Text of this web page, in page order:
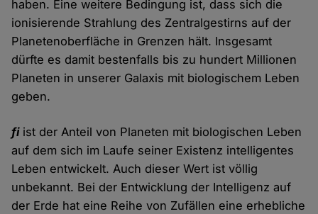
haben. Eine weitere Bedingung ist, dass sich die
ionisierende Strahlung des Zentralgestirns auf der
Planetenoberfläche in Grenzen hält. Insgesamt
dürfte es damit bestenfalls bis zu hundert Millionen
Planeten in unserer Galaxis mit biologischem Leben
geben.
fiist der Anteil von Planeten mit biologischen Leben
auf dem sich im Laufe seiner Existenz intelligentes
Leben entwickelt. Auch dieser Wert ist völlig
unbekannt. Bei der Entwicklung der Intelligenz auf
der Erde hat eine Reihe von Zufällen eine erhebliche